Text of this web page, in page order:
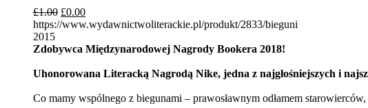
£1.00 £0.00
https://www.wydawnictwoliterackie.pl/produkt/2833/bieguni
2015
Zdobywca Międzynarodowej Nagrody Bookera 2018!
Uhonorowana Literacką Nagrodą Nike, jedna z najgłośniejszych i
Co mamy wspólnego z biegunami – prawosławnym odłamem